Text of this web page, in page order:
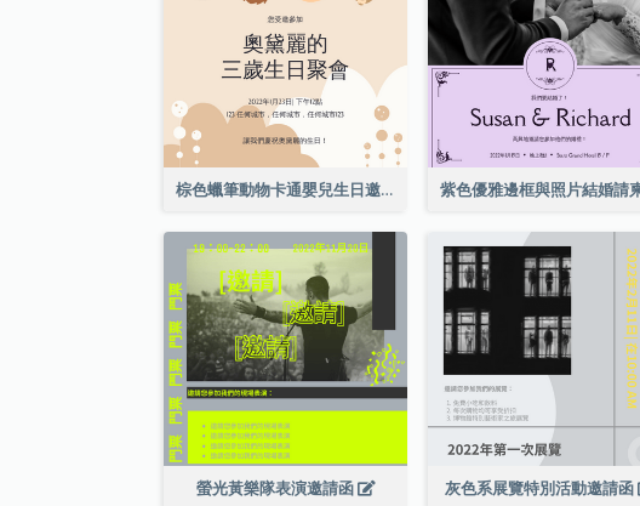
棕色蠟筆動物卡通嬰兒生日邀請
螢光黃樂隊表演邀請函 灰色系展覽特別活動邀請函